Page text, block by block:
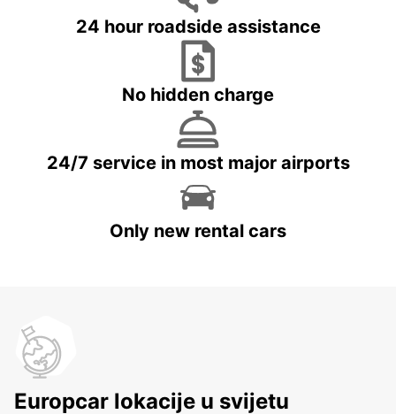
24 hour roadside assistance
No hidden charge
24/7 service in most major airports
Only new rental cars
Europcar lokacije u svijetu